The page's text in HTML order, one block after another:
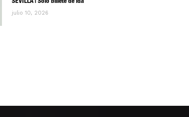
SEVILLA | Solo billete de ida
julio 10, 2026